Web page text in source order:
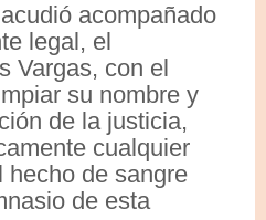
acompañado
legal, el
Vargas, con el
su nombre y
de la justicia,
cualquier
hecho de sangre
de esta